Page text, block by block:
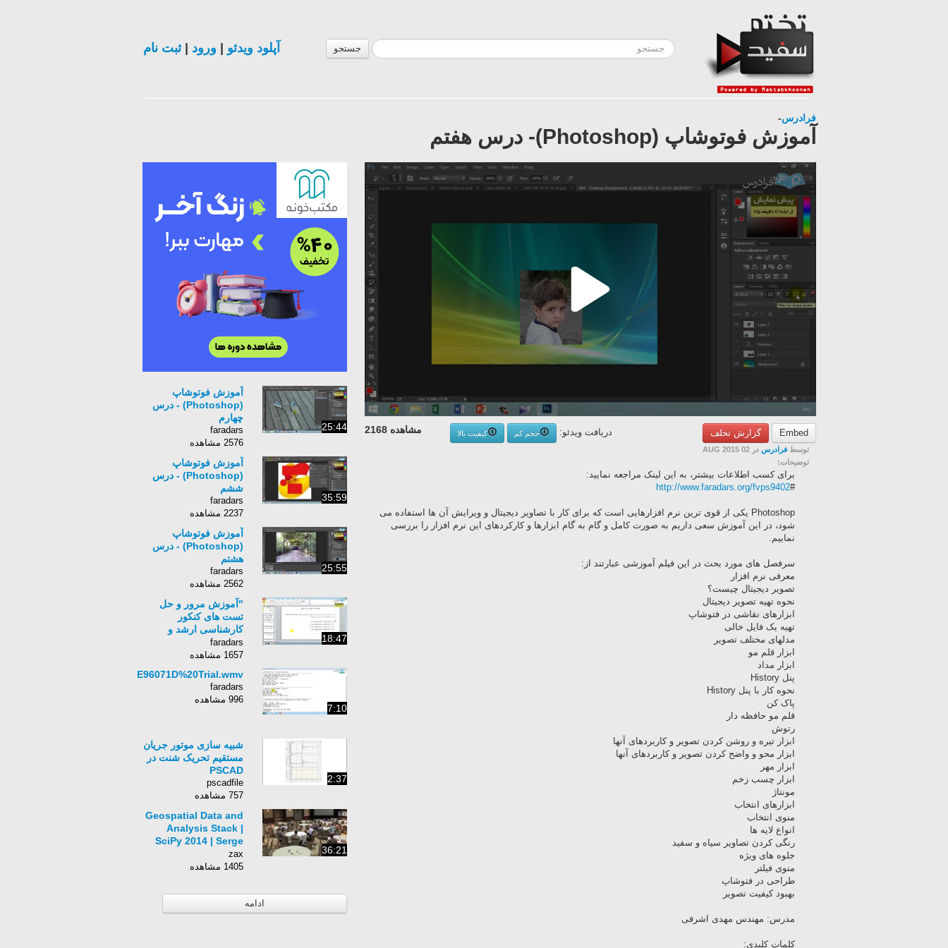
جستجو آپلود ویدئو ورود |ثبت نام
فرادرس-
آموزش فوتوشاپ (Photoshop)- درس هفتم
Embed گزارش تخلف مشاهده 2168 دریافت ویدئو: حجم کم
کیفیت بالا
توسط فرادرس در 02 AUG 2015
توضیحات:
برای کسب اطلاعات بیشتر، به این لینک مراجعه نمایید:
#
http://www.faradars.org/fvps9402
Photoshop یکی از قوی ترین نرم افزارهایی است که برای کار با تصاویر دیجیتال و ویرایش آن ها استفاده می
شود، در این آموزش سعی داریم به صورت کامل و گام به گام ابزارها و کارکردهای این نرم افزار را بررسی
نماییم.
سرفصل های مورد بحث در این فیلم آموزشی عبارتند از:
معرفی نرم افزار
تصویر دیجیتال چیست؟
نحوه تهیه تصویر دیجیتال
ابزارهای نقاشی در فتوشاپ
تهیه یک فایل خالی
مدلهای مختلف تصویر
ابزار قلم مو
ابزار مداد
پنل History
نحوه کار با پنل History
پاک کن
قلم مو حافظه دار
رتوش
ابزار تیره و روشن کردن تصویر و کاربردهای آنها
ابزار محو و واضح کردن تصویر و کاربردهای آنها
ابزار مهر
ابزار چسب زخم
مونتاژ
ابزارهای انتخاب
منوی انتخاب
انواع لایه ها
رنگی کردن تصاویر سیاه و سفید
جلوه های ویژه
منوی فیلتر
طراحی در فتوشاپ
بهبود کیفیت تصویر
مدرس: مهندس مهدی اشرفی
کلمات کلیدی:
25:44
آموزش فوتوشاپ
(Photoshop) - درس
چهارم
faradars
2576 مشاهده
35:59
آموزش فوتوشاپ
(Photoshop) - درس
ششم
faradars
2237 مشاهده
25:55
آموزش فوتوشاپ
(Photoshop) - درس
هشتم
faradars
2562 مشاهده
18:47
"آموزش مرور و حل
تست های کنکور
کارشناسی ارشد و
دکترای معماری کامپیوتر
درس سوم: واحد کنترل "
faradars
1657 مشاهده
7:10
FVEE96071D%20Trial.wmv
faradars
996 مشاهده
2:37
شبیه سازی موتور جریان
مستقیم تحریک شنت در
PSCAD
pscadfile
757 مشاهده
36:21
Geospatial Data and
Analysis Stack |
SciPy 2014 | Serge
Rey
zax
1405 مشاهده
ادامه